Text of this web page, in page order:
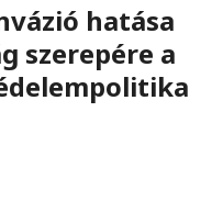
hatása
szerepére a